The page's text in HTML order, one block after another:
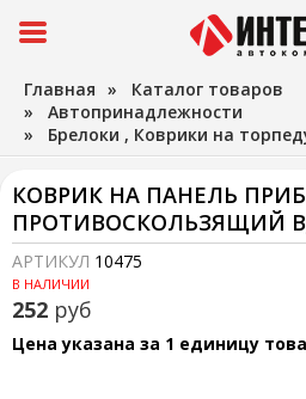
Главная » Каталог товаров
» Автопринадлежности
» Брелоки , Коврики на
КОВРИК НА ПАНЕЛЬ
ПРОТИВОСКОЛЬЗЯЩИЙ
АРТИКУЛ 10475
В НАЛИЧИИ
252 руб
Цена указана за 1 единицу